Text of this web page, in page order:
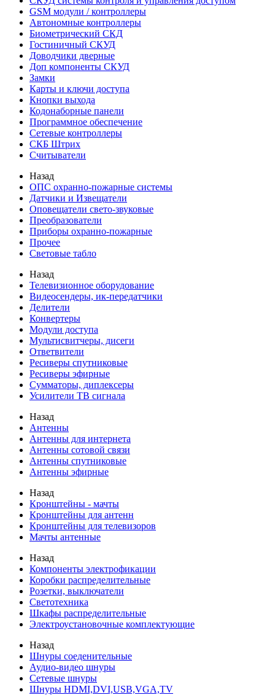
GSM модули / контроллеры
Автономные контроллеры
Биометрический СКД
Гостиничный СКУД
Доводчики дверные
Доп компоненты СКУД
Замки
Карты и ключи доступа
Кнопки выхода
Кодонаборные панели
Программное обеспечение
Сетевые контроллеры
СКБ Штрих
Считыватели
Назад
ОПС охранно-пожарные системы
Датчики и Извещатели
Оповещатели свето-звуковые
Преобразователи
Приборы охранно-пожарные
Прочее
Световые табло
Назад
Телевизионное оборудование
Видеосендеры, ик-передатчики
Делители
Конвертеры
Модули доступа
Мультисвитчеры, дисеги
Ответвители
Ресиверы спутниковые
Ресиверы эфирные
Сумматоры, диплексеры
Усилители ТВ сигнала
Назад
Антенны
Антенны для интернета
Антенны сотовой связи
Антенны спутниковые
Антенны эфирные
Назад
Кронштейны - мачты
Кронштейны для антенн
Кронштейны для телевизоров
Мачты антенные
Назад
Компоненты электрофикации
Коробки распределительные
Розетки, выключатели
Светотехника
Шкафы распределительные
Электроустановочные комплектующие
Назад
Шнуры соеденительные
Аудио-видео шнуры
Сетевые шнуры
Шнуры HDMI,DVI,USB,VGA,TV